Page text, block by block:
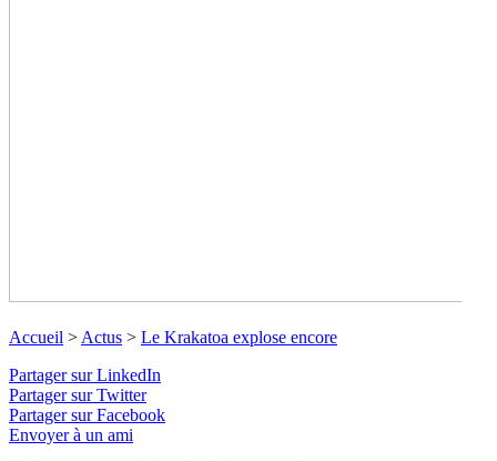
Le Krakatoa explose encore
Le volcan a craché d’épais nuages ​​de cendres noires avec de la
lave à au moins 657 mètres d’altitude.
détaillé plus bas ↓
Accueil > Actus > Le Krakatoa explose encore
Partager sur LinkedIn
Partager sur Twitter
Partager sur Facebook
Envoyer à un ami